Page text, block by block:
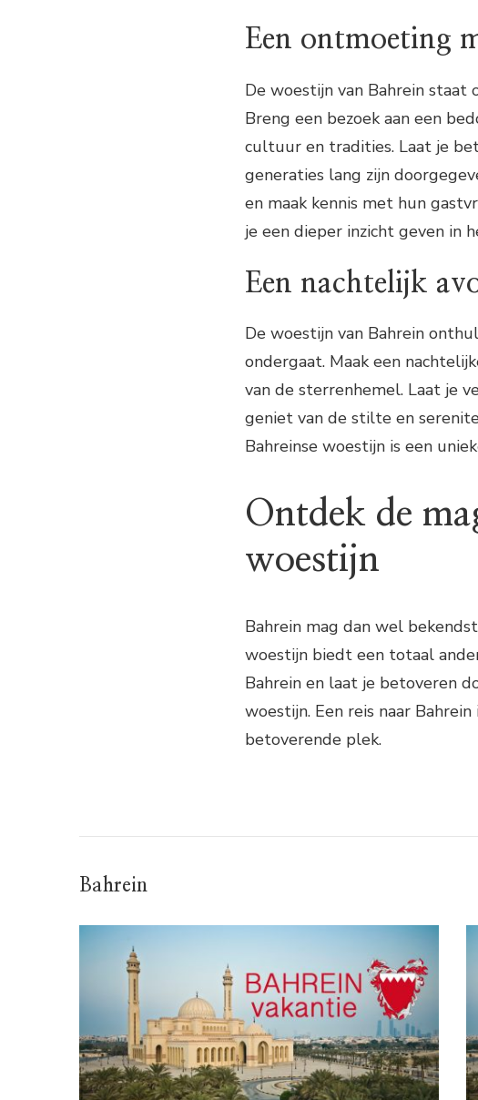
Een ontmoeting
De woestijn van Bahrein staat
Breng een bezoek aan een
cultuur en tradities. Laat je
generaties lang zijn
en maak kennis met hun
je een dieper inzicht geven in
Een nachtelijk
De woestijn van Bahrein
ondergaat. Maak een
van de sterrenhemel. Laat je
geniet van de stilte en
Bahreinse woestijn is een
Ontdek de
woestijn
Bahrein mag dan wel
woestijn biedt een totaal
Bahrein en laat je betoveren
woestijn. Een reis naar
betoverende plek.
Bahrein